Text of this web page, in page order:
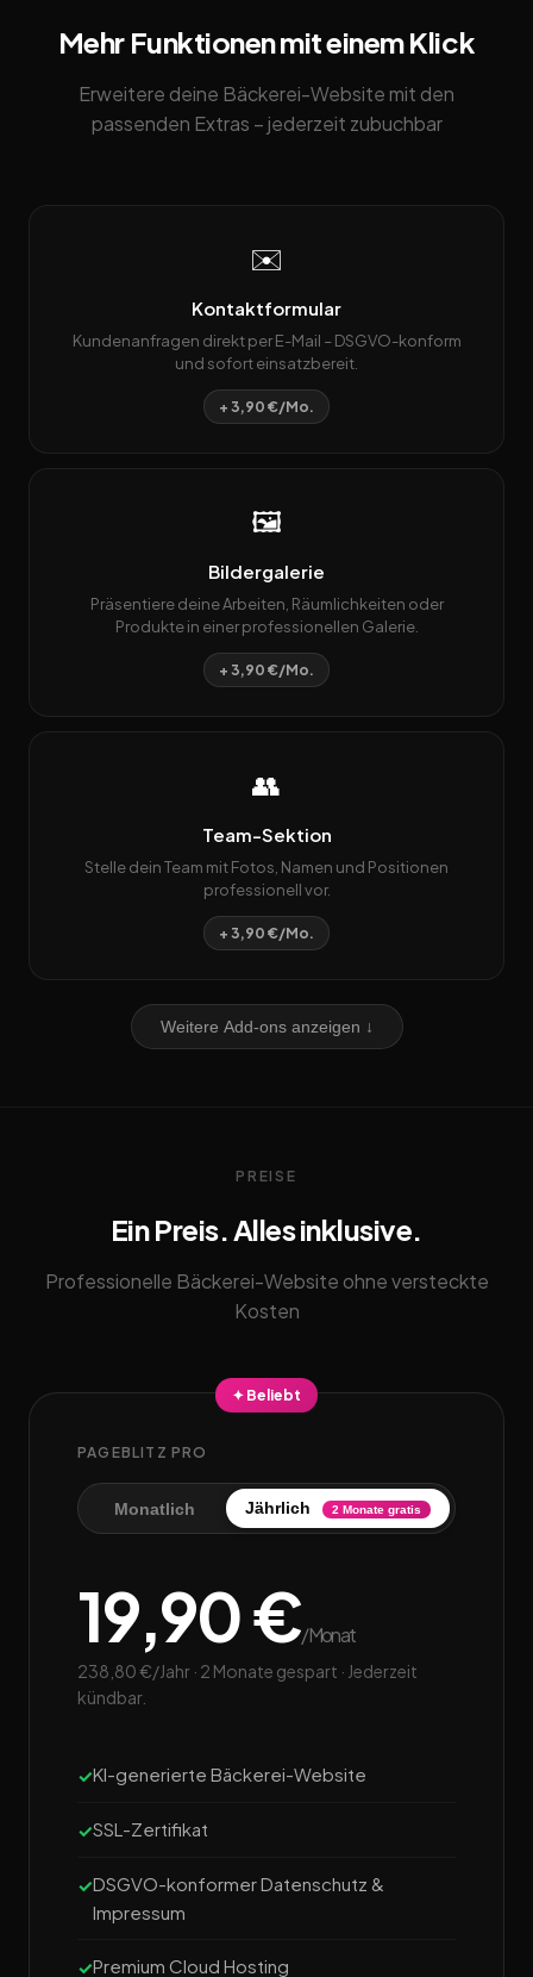
Mehr Funktionen mit einem Klick
Erweitere deine Bäckerei-Website mit den
passenden Extras – jederzeit zubuchbar
✉️
Kontaktformular
Kundenanfragen direkt per E-Mail – DSGVO-konform
und sofort einsatzbereit.
+ 3,90 €/Mo.
🖼️
Bildergalerie
Präsentiere deine Arbeiten, Räumlichkeiten oder
Produkte in einer professionellen Galerie.
+ 3,90 €/Mo.
👥
Team-Sektion
Stelle dein Team mit Fotos, Namen und Positionen
professionell vor.
+ 3,90 €/Mo.
Weitere Add-ons anzeigen ↓
PREISE
Ein Preis. Alles inklusive.
Professionelle Bäckerei-Website ohne versteckte
Kosten
✦ Beliebt
PAGEBLITZ PRO
Monatlich Jährlich 2 Monate gratis
19,90 €/Monat
238,80 €/Jahr · 2 Monate gespart · Jederzeit
kündbar.
KI-generierte Bäckerei-Website
SSL-Zertifikat
DSGVO-konformer Datenschutz &
Impressum
Premium Cloud Hosting